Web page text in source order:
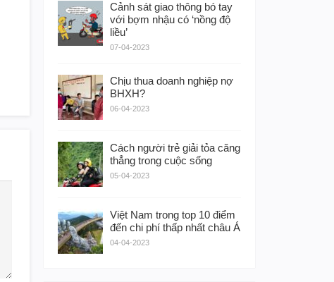
Cảnh sát giao thông bó tay
với bợm nhậu có ‘nồng độ
liều’
07-04-2023
Chịu thua doanh nghiệp nợ
BHXH?
06-04-2023
Cách người trẻ giải tỏa căng
thẳng trong cuộc sống
05-04-2023
Việt Nam trong top 10 điểm
đến chi phí thấp nhất châu Á
04-04-2023